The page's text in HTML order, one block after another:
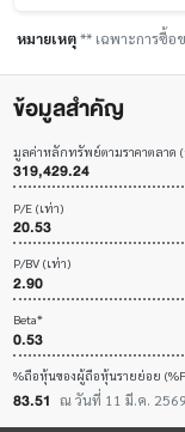
หมายเหตุ** เฉพาะการซื้อ
ข้อมูลสำคัญ
มูลค่าหลักทรัพย์ตามราคาตลาด
319,429.24
P/E (เท่า)
20.53
P/BV (เท่า)
2.90
Beta*
0.53
%ถือหุ้นของผู้ถือหุ้นรายย่อย
83.51 ณ วันที่ 11 มี.ค. 2569